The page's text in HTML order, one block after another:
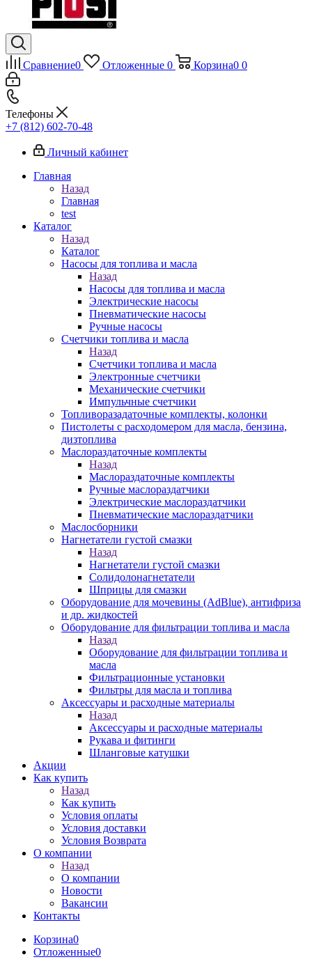
Сравнение0 Отложенные 0 Корзина0 0
Телефоны
+7 (812) 602-70-48
Личный кабинет
Главная
Назад
Главная
test
Каталог
Назад
Каталог
Насосы для топлива и масла
Назад
Насосы для топлива и масла
Электрические насосы
Пневматические насосы
Ручные насосы
Счетчики топлива и масла
Назад
Счетчики топлива и масла
Электронные счетчики
Механические счетчики
Импульчные счетчики
Топливоразадаточные комплекты, колонки
Пистолеты с расходомером для масла, бензина,
дизтоплива
Маслораздаточные комплекты
Назад
Маслораздаточные комплекты
Ручные маслораздатчики
Электрические маслораздатчики
Пневматические маслораздатчики
Маслосборники
Нагнетатели густой смазки
Назад
Нагнетатели густой смазки
Солидолонагнетатели
Шприцы для смазки
Оборудование для мочевины (AdBlue), антифриза
и др. жидкостей
Оборудование для фильтрации топлива и масла
Назад
Оборудование для фильтрации топлива и
масла
Фильтрационные установки
Фильтры для масла и топлива
Аксессуары и расходные материалы
Назад
Аксессуары и расходные материалы
Рукава и фитинги
Шланговые катушки
Акции
Как купить
Назад
Как купить
Условия оплаты
Условия доставки
Условия Возврата
О компании
Назад
О компании
Новости
Вакансии
Контакты
Корзина0
Отложенные0